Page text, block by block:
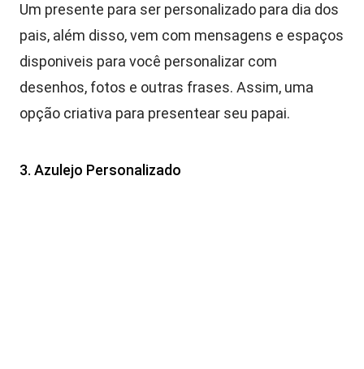
Um presente para ser personalizado para dia dos
pais, além disso, vem com mensagens e espaços
disponiveis para você personalizar com
desenhos, fotos e outras frases. Assim, uma
opção criativa para presentear seu papai.
3. Azulejo Personalizado